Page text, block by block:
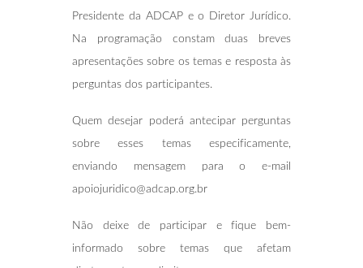
Presidente da ADCAP e o Diretor Jurídico.
Na programação constam duas breves
apresentações sobre os temas e resposta às
perguntas dos participantes.
Quem desejar poderá antecipar perguntas
sobre esses temas especificamente,
enviando mensagem para o e-mail
apoiojuridico@adcap.org.br
Não deixe de participar e fique bem-
informado sobre temas que afetam